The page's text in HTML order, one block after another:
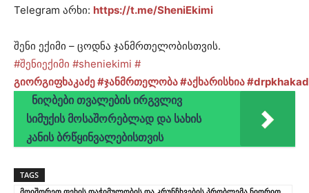
Telegram არხი: https://t.me/SheniEkimi
შენი ექიმი – ცოდნა ჯანმრთელობისთვის.
#შენიექიმი #sheniekimi #
გიორგიფხაკაძე#ჯანმრთელობა#აქხარისხია
ნიღბები თვალების ირგვლივ
სიმუქის მოსაშორებლად და სახის
კანის ბრწყინვალებისთვის
TAGS